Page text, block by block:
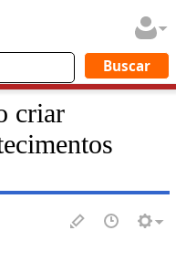
criar